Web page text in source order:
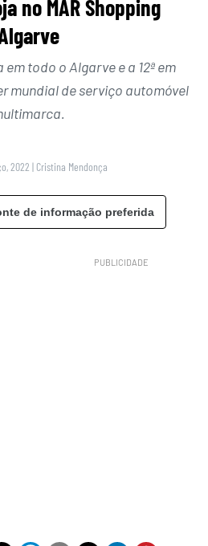
no MAR Shopping
todo o Algarve e a 12ª em
mundial de serviço automóvel
2022 | Cristina Mendonça
de informação preferida